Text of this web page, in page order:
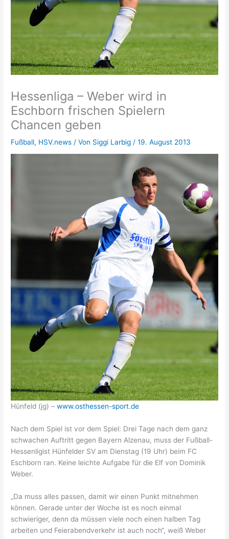
Hessenliga – Weber wird in
Eschborn frischen Spielern
Chancen geben
Fußball, HSV.news / Von Siggi Larbig /19. August 2013
Hünfeld (jg) –www.osthessen-sport.de
Nach dem Spiel ist vor dem Spiel: Drei Tage nach dem ganz
schwachen Auftritt gegen Bayern Alzenau, muss der Fußball-
Hessenligist Hünfelder SV am Dienstag (19 Uhr) beim FC
Eschborn ran. Keine leichte Aufgabe für die Elf von Dominik
Weber.
„Da muss alles passen, damit wir einen Punkt mitnehmen
können. Gerade unter der Woche ist es noch einmal
schwieriger, denn da müssen viele noch einen halben Tag
arbeiten und Feierabendverkehr ist auch noch“, weiß Weber